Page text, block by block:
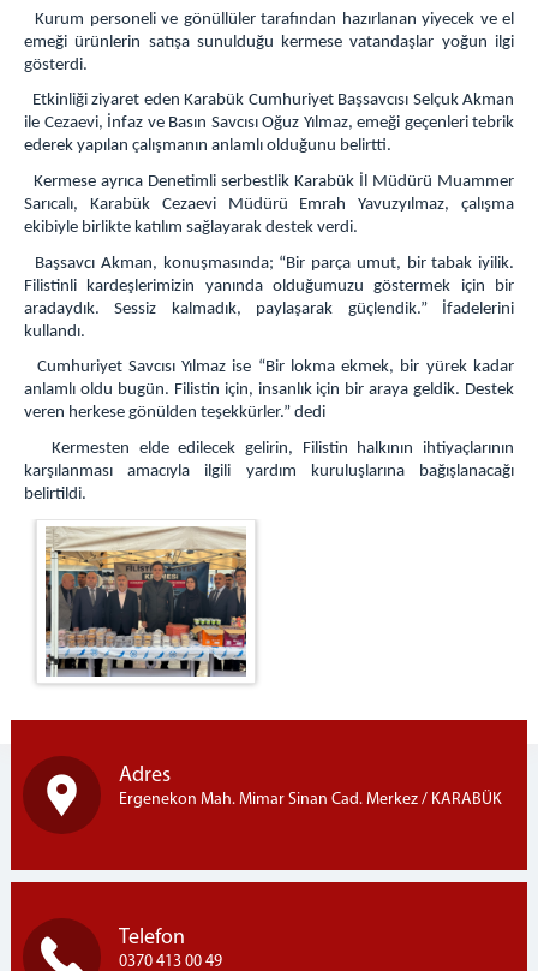
Cumhuriyet Başsavcısı
Cumhuriyet Başsavcı Vekili
C.Başsavcılığı Birimleri
KOMİSYON
Adalet Komisyonu Başkanı
Mahkemeler
MÜLHAKATLAR
Safranbolu Adliyesi
Eskipazar Adliyesi
Yenice Adliyesi
Çerkeş Adliyesi
İLETİŞİM
KARABÜK ADLİYESİ İLETİŞİM
KARABÜK İDARE MAHKEMESİ İLETİŞİM
Kurum personeli ve gönüllüler tarafından hazırlanan yiyecek ve el
emeği ürünlerin satışa sunulduğu kermese vatandaşlar yoğun ilgi
gösterdi.
Etkinliği ziyaret eden Karabük Cumhuriyet Başsavcısı Selçuk Akman
ile Cezaevi, İnfaz ve Basın Savcısı Oğuz Yılmaz, emeği geçenleri tebrik
ederek yapılan çalışmanın anlamlı olduğunu belirtti.
Kermese ayrıca Denetimli serbestlik Karabük İl Müdürü Muammer
Sarıcalı, Karabük Cezaevi Müdürü Emrah Yavuzyılmaz, çalışma
ekibiyle birlikte katılım sağlayarak destek verdi.
Başsavcı Akman, konuşmasında; “Bir parça umut, bir tabak iyilik.
Filistinli kardeşlerimizin yanında olduğumuzu göstermek için bir
aradaydık. Sessiz kalmadık, paylaşarak güçlendik.” İfadelerini
kullandı.
Cumhuriyet Savcısı Yılmaz ise “Bir lokma ekmek, bir yürek kadar
anlamlı oldu bugün. Filistin için, insanlık için bir araya geldik. Destek
veren herkese gönülden teşekkürler.” dedi
Kermesten elde edilecek gelirin, Filistin halkının ihtiyaçlarının
karşılanması amacıyla ilgili yardım kuruluşlarına bağışlanacağı
belirtildi.
Adres
Ergenekon Mah. Mimar Sinan Cad. Merkez / KARABÜK
Telefon
0370 413 00 49